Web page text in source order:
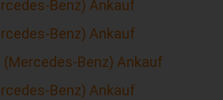
Benz) Ankauf
Benz) Ankauf
(Mercedes-Benz) Ankauf
Benz) Ankauf